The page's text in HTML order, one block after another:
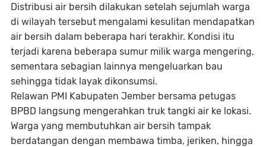
Distribusi air bersih dilakukan setelah sejumlah warga
di wilayah tersebut mengalami kesulitan mendapatkan
air bersih dalam beberapa hari terakhir. Kondisi itu
terjadi karena beberapa sumur milik warga mengering,
sementara sebagian lainnya mengeluarkan bau
sehingga tidak layak dikonsumsi.
Relawan PMI Kabupaten Jember bersama petugas
BPBD langsung mengerahkan truk tangki air ke lokasi.
Warga yang membutuhkan air bersih tampak
berdatangan dengan membawa timba, jeriken, hingga